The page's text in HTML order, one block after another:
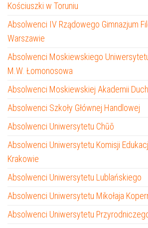
Kościuszki w Toruniu
Absolwenci IV Rządowego Gimnazjum
Warszawie
Absolwenci Moskiewskiego
M.W. Łomonosowa
Absolwenci Moskiewskiej Akademii
Absolwenci Szkoły Głównej Handlowej
Absolwenci Uniwersytetu Chūō
Absolwenci Uniwersytetu Komisji
Krakowie
Absolwenci Uniwersytetu Lublańskiego
Absolwenci Uniwersytetu Mikołaja
Absolwenci Uniwersytetu